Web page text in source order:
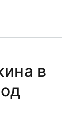
в